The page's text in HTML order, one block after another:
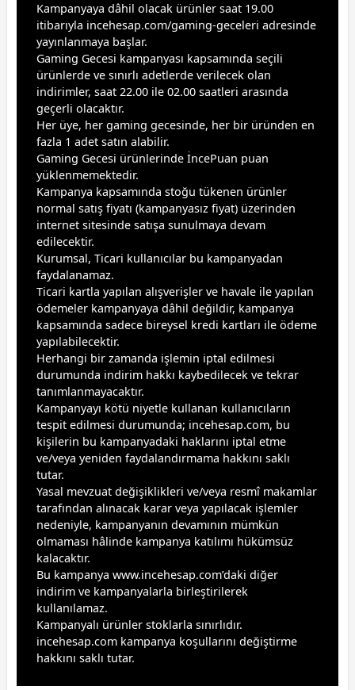
Kampanyaya dâhil olacak ürünler saat 19.00
itibarıyla incehesap.com/gaming-geceleri adresinde
yayınlanmaya başlar.
Gaming Gecesi kampanyası kapsamında seçili
ürünlerde ve sınırlı adetlerde verilecek olan
indirimler, saat 22.00 ile 02.00 saatleri arasında
geçerli olacaktır.
Her üye, her gaming gecesinde, her bir üründen en
fazla 1 adet satın alabilir.
Gaming Gecesi ürünlerinde İncePuan puan
yüklenmemektedir.
Kampanya kapsamında stoğu tükenen ürünler
normal satış fiyatı (kampanyasız fiyat) üzerinden
internet sitesinde satışa sunulmaya devam
edilecektir.
Kurumsal, Ticari kullanıcılar bu kampanyadan
faydalanamaz.
Ticari kartla yapılan alışverişler ve havale ile yapılan
ödemeler kampanyaya dâhil değildir, kampanya
kapsamında sadece bireysel kredi kartları ile ödeme
yapılabilecektir.
Herhangi bir zamanda işlemin iptal edilmesi
durumunda indirim hakkı kaybedilecek ve tekrar
tanımlanmayacaktır.
Kampanyayı kötü niyetle kullanan kullanıcıların
tespit edilmesi durumunda; incehesap.com, bu
kişilerin bu kampanyadaki haklarını iptal etme
ve/veya yeniden faydalandırmama hakkını saklı
tutar.
Yasal mevzuat değişiklikleri ve/veya resmî makamlar
tarafından alınacak karar veya yapılacak işlemler
nedeniyle, kampanyanın devamının mümkün
olmaması hâlinde kampanya katılımı hükümsüz
kalacaktır.
Bu kampanya www.incehesap.com’daki diğer
indirim ve kampanyalarla birleştirilerek
kullanılamaz.
Kampanyalı ürünler stoklarla sınırlıdır.
incehesap.com kampanya koşullarını değiştirme
hakkını saklı tutar.